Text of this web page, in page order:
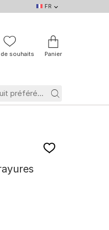
FR
DE
NL
BE
FR
souhaits Panier